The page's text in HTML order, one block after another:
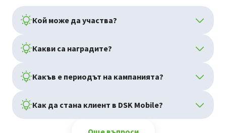
Кой може да участва?
Какви са наградите?
Какъв е периодът на кампанията?
Как да стана клиент в DSK Mobile?